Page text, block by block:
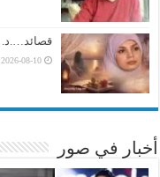
قصائد….د.
2026-08-10
أخبار في صور